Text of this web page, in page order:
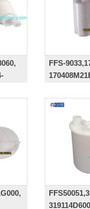
FFS-
319114D600